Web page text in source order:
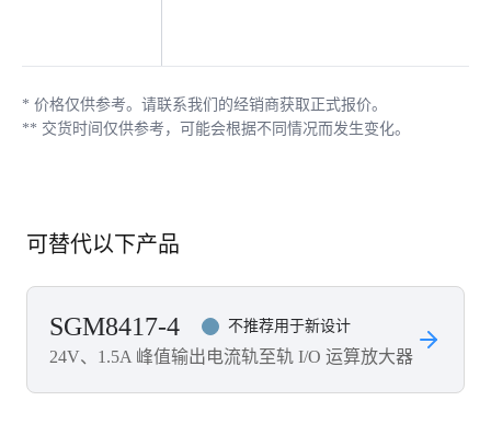
* 价格仅供参考。请联系我们的经销商获取正式报价。
** 交货时间仅供参考，可能会根据不同情况而发生变化。
可替代以下产品
SGM8417-4 不推荐用于新设计
24V、1.5A 峰值输出电流轨至轨 I/O 运算放大器